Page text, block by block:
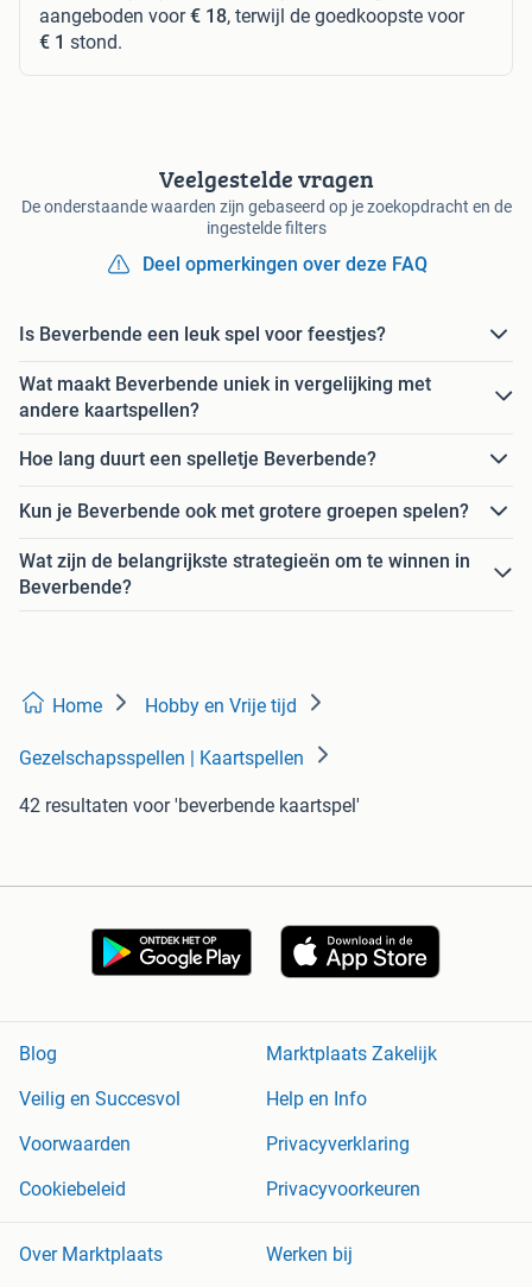
aangeboden voor€ 18, terwijl de goedkoopste voor
€ 1 stond.
Veelgestelde vragen
De onderstaande waarden zijn gebaseerd op je zoekopdracht en de
ingestelde filters
Deel opmerkingen over deze FAQ
Is Beverbende een leuk spel voor feestjes?
Wat maakt Beverbende uniek in vergelijking met
andere kaartspellen?
Hoe lang duurt een spelletje Beverbende?
Kun je Beverbende ook met grotere groepen spelen?
Wat zijn de belangrijkste strategieën om te winnen in
Beverbende?
Home Hobby en Vrije tijd
Gezelschapsspellen | Kaartspellen
42 resultaten voor 'beverbende kaartspel'
Blog
Marktplaats Zakelijk
Veilig en Succesvol
Help en Info
Voorwaarden
Privacyverklaring
Cookiebeleid
Privacyvoorkeuren
Over Marktplaats Werken bij